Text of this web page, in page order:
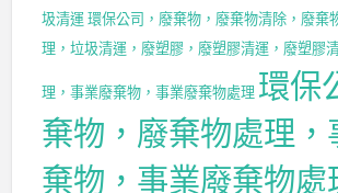
圾清運 環保公司，廢棄物，廢棄物清除，廢棄
理，垃圾清運，廢塑膠，廢塑膠清運，廢塑膠
理，事業廢棄物，事業廢棄物處理 環保
棄物，廢棄物處理，
棄物，事業廢棄物處